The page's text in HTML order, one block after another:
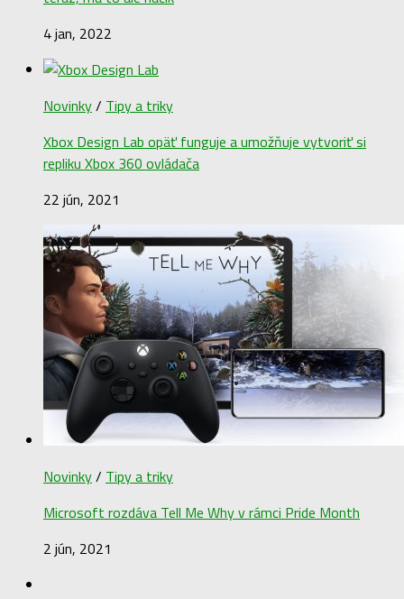
4 jan, 2022
Novinky/ Tipy a triky
Xbox Design Lab opäť funguje a umožňuje vytvoriť si
repliku Xbox 360 ovládača
22 jún, 2021
Novinky/ Tipy a triky
Microsoft rozdáva Tell Me Why v rámci Pride Month
2 jún, 2021